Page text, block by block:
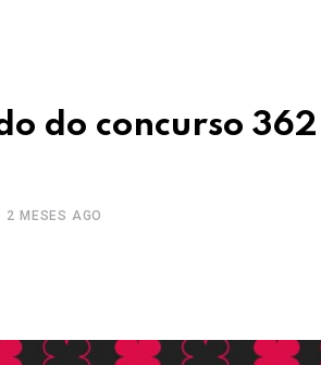
do concurso
2 MESES AGO